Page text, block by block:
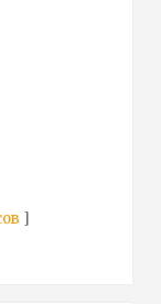
]